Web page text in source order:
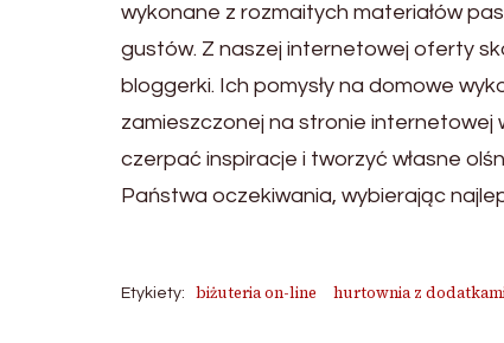
wykonane z rozmaitych materiałów
gustów. Z naszej internetowej oferty
bloggerki. Ich pomysły na domowe
zamieszczonej na stronie internetowej
czerpać inspiracje i tworzyć własne
Państwa oczekiwania, wybierając
Etykiety: biżuteria on-line hurtownia z